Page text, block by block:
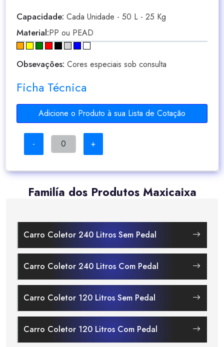
Capacidade: Cada Unidade - 50 L - 25 Kg
Material:PP ou PEAD
Obsevações: Cores especiais sob consulta
Ficha Técnica
Adicione o Produto à sua Lista de Cotação
- +
Familía dos Produtos Maxicaixa
Carro Coletor 240 Litros Sem Pedal
Carro Coletor 240 Litros Com Pedal
Carro Coletor 120 Litros Sem Pedal
Carro Coletor 120 Litros Com Pedal